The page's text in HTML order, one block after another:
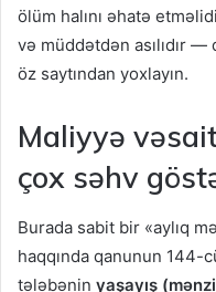
ölüm halını əhatə
və müddətdən asılıdır
öz saytından yoxlayın.
Maliyyə
çox səhv
Burada sabit bir «aylıq
haqqında qanunun 144-
tələbənin yaşayış